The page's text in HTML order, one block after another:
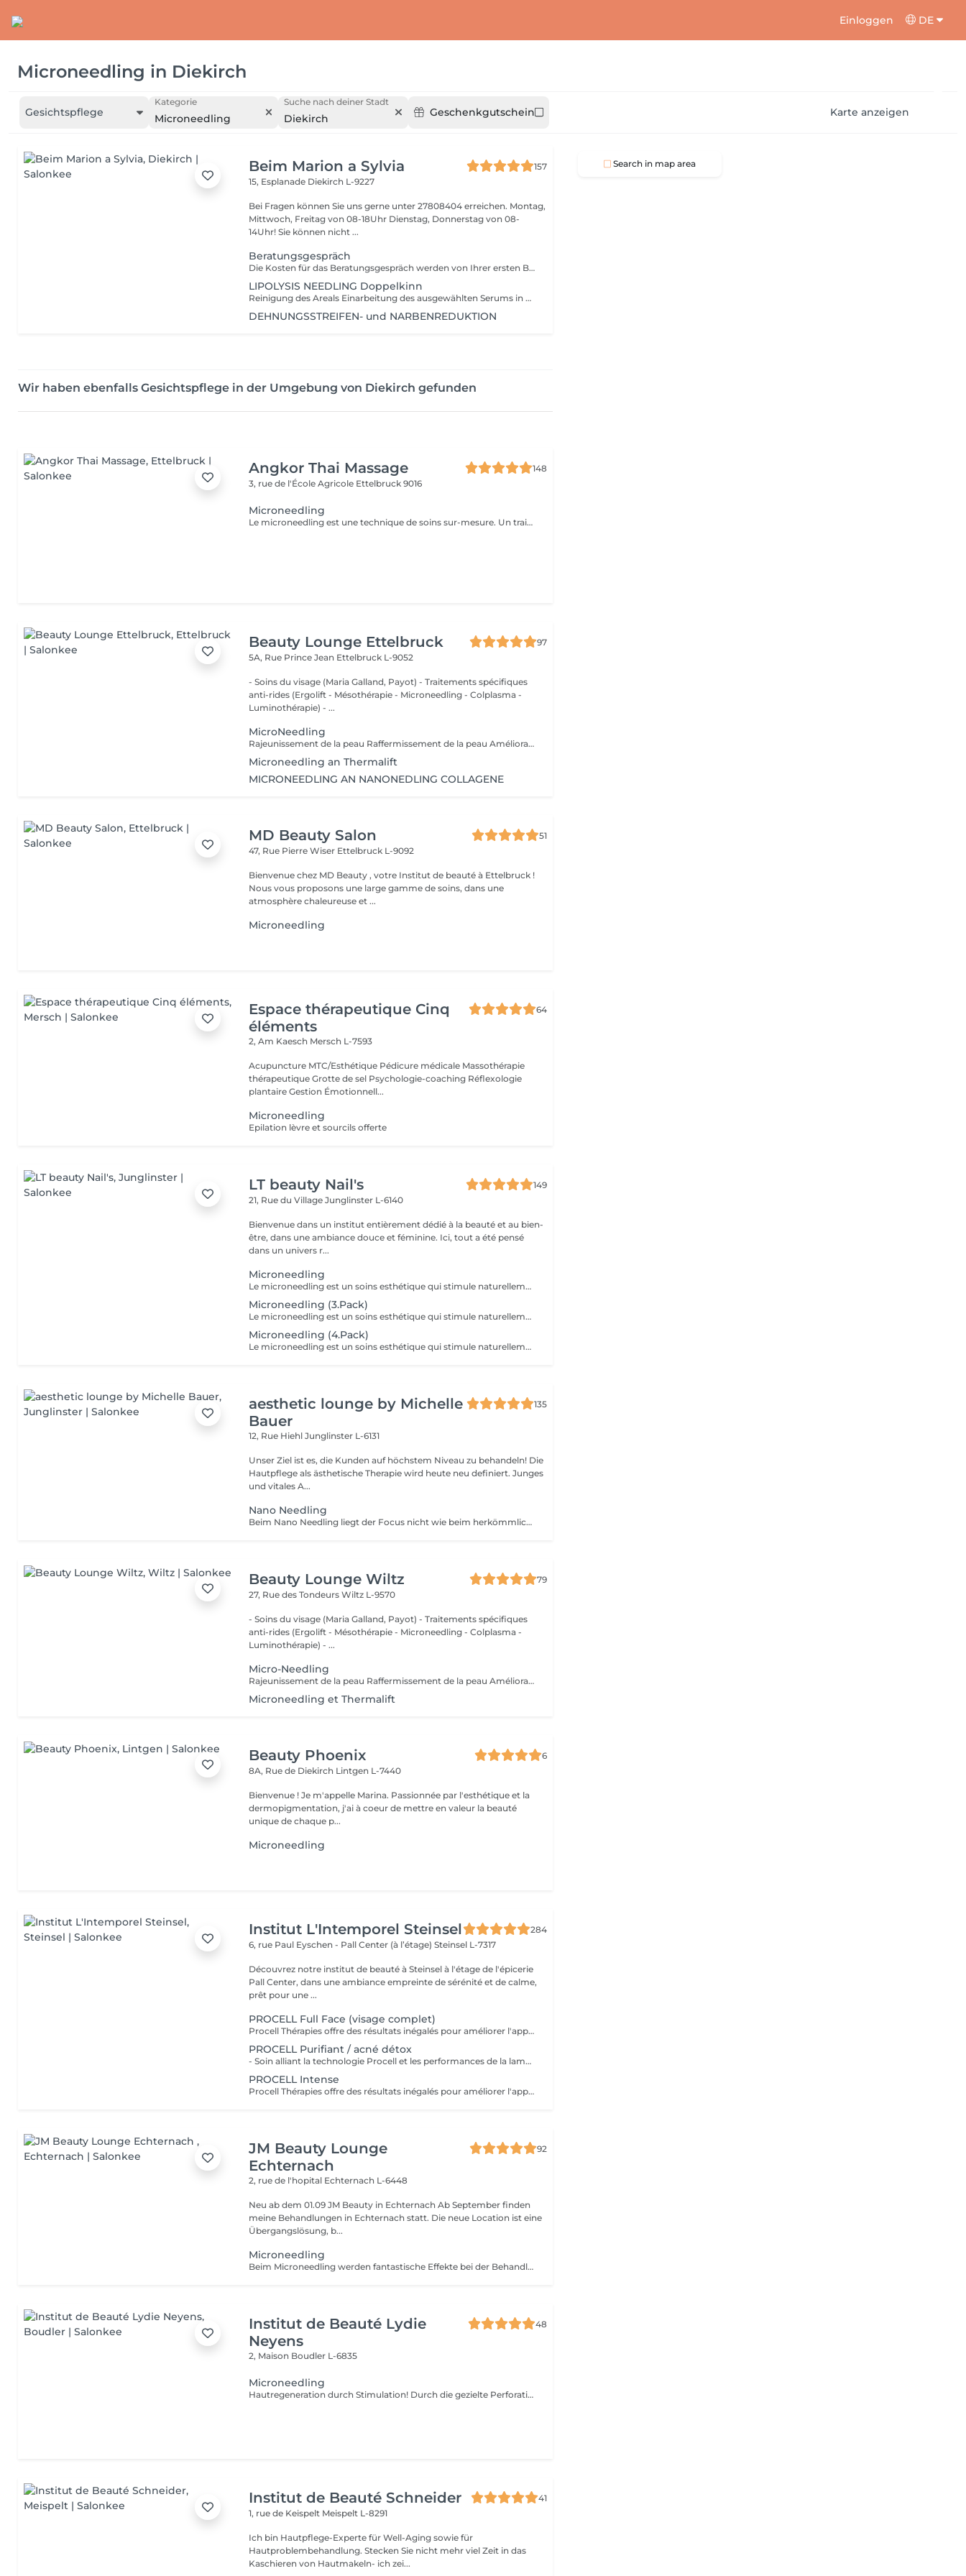
Einloggen DE
Microneedling in Diekirch
Gesichtspflege
Kategorie
Microneedling
Suche nach deiner Stadt
Diekirch Geschenkgutschein Karte anzeigen
Beim Marion a Sylvia
157
15, Esplanade Diekirch L-9227
Bei Fragen können Sie uns gerne unter 27808404 erreichen. Montag,
Mittwoch, Freitag von 08-18Uhr Dienstag, Donnerstag von 08-
14Uhr! Sie können nicht ...
Beratungsgespräch
Die Kosten für das Beratungsgespräch werden von Ihrer ersten Behandlung abgezogen!
LIPOLYSIS NEEDLING Doppelkinn
Reinigung des Areals Einarbeitung des ausgewählten Serums in die Haut durch den Needlingpen (Lipplysis Booster) kühlende Regenerationsmaske Abschlusspflege
DEHNUNGSSTREIFEN- und NARBENREDUKTION
Wir haben ebenfalls Gesichtspflege in der Umgebung von Diekirch gefunden
Angkor Thai Massage
148
3, rue de l'École Agricole Ettelbruck 9016
Microneedling
Le microneedling est une technique de soins sur-mesure. Un traitement non invasif favorisant la synthèse de collagène et d'élastine par les micro-aiguilles qui stimulent la peau. Le microneedling peut être réalisé sur tout type de peau. Votre peau est régénérée, éclatante, lissée et ferme. Pour des résultats durables et significatifs je vous conseille 3 à 5 séances avec un intervalle de 3-4 semaines entre chaque séance. Puis en entretien 1 séance à chaque changement de saison. Le microneedling vient également combattre les taches pigmentaires, repulper le visage et hydrater profondément les lèvres, lutte contre l'acné et assainit la peau. Cette technique de soin est aussi utilisée pour la repousse capillaire et les sourcils.
Beauty Lounge Ettelbruck
97
5A, Rue Prince Jean Ettelbruck L-9052
- Soins du visage (Maria Galland, Payot) - Traitements spécifiques
anti-rides (Ergolift - Mésothérapie - Microneedling - Colplasma -
Luminothérapie) - ...
MicroNeedling
Rajeunissement de la peau Raffermissement de la peau Amélioration du grqin de pequ Réduction des rides Diminution des pores En cas de Cicatrices
Microneedling an Thermalift
MICRONEEDLING AN NANONEDLING COLLAGENE
MD Beauty Salon
51
47, Rue Pierre Wiser Ettelbruck L-9092
Bienvenue chez MD Beauty , votre Institut de beauté à Ettelbruck !
Nous vous proposons une large gamme de soins, dans une
atmosphère chaleureuse et ...
Microneedling
Espace thérapeutique Cinq
éléments
64
2, Am Kaesch Mersch L-7593
Acupuncture MTC/Esthétique Pédicure médicale Massothérapie
thérapeutique Grotte de sel Psychologie-coaching Réflexologie
plantaire Gestion Émotionnell...
Microneedling
Epilation lèvre et sourcils offerte
LT beauty Nail's
149
21, Rue du VillageJunglinster L-6140
Bienvenue dans un institut entièrement dédié à la beauté et au bien-
être, dans une ambiance douce et féminine. Ici, tout a été pensé
dans un univers r...
Microneedling
Le microneedling est un soins esthétique qui stimule naturellement le renouvellement cellulaire grâce a l'utilisation d'un dispositif muni de micro aiguille c'est microperforation contrôler active les mécanisme de réparation cutanée et favorisent la production de collagène et d'élastine. Ce traitement aide a améliorer la texture et la fermeté de la peau a atténuer les ridules les pore dilates les cicatrices d'acnés et certaine irrégularités pigmentaire.
Microneedling (3.Pack)
Le microneedling est un soins esthétique qui stimule naturellement le renouvellement cellulaire grâce a l'utilisation d'un dispositif muni de micro aiguille c'est microperforation contrôler active les mécanisme de réparation cutanée et favorisent la production de collagène et d'élastine. Ce traitement aide a améliorer la texture et la fermeté de la peau a atténuer les ridules les pore dilates les cicatrices d'acnés et certaine irrégularités pigmentaire.
Microneedling (4.Pack)
Le microneedling est un soins esthétique qui stimule naturellement le renouvellement cellulaire grâce a l'utilisation d'un dispositif muni de micro aiguille c'est microperforation contrôler active les mécanisme de réparation cutanée et favorisent la production de collagène et d'élastine. Ce traitement aide a améliorer la texture et la fermeté de la peau a atténuer les ridules les pore dilates les cicatrices d'acnés et certaine irrégularités pigmentaire.
aesthetic lounge by Michelle
Bauer
135
12, Rue HiehlJunglinster L-6131
Unser Ziel ist es, die Kunden auf höchstem Niveau zu behandeln! Die
Hautpflege als ästhetische Therapie wird heute neu definiert. Junges
und vitales A...
Nano Needling
Beim Nano Needling liegt der Focus nicht wie beim herkömmlichen kosmetischen Micro Needling auf Gewebeaufbau in der Tiefe, sondern auf - Porenverfeinerung - Stimulation der Epidermis und - Verwertung spezieller Wirkstoffkonzentrate. Produkte dringen 97% besser ein, wenn sie in Verbindung mit Nano Needling verwendet werden! Hautprobleme wie - Trockenheitsfältchen - Elastizitätsverlust - Augenschatten - Hyperpigmentierung oder - Neigung zu Unreinheiten werden verbessert. Das Nano Needling ist absolut schmerzfrei und kann bei jedem Hauttyp angewendet werden!
Beauty Lounge Wiltz
79
27, Rue des TondeursWiltz L-9570
- Soins du visage (Maria Galland, Payot) - Traitements spécifiques
anti-rides (Ergolift - Mésothérapie - Microneedling - Colplasma -
Luminothérapie) - ...
Micro-Needling
Rajeunissement de la peau Raffermissement de la peau Amélioration du grqin de pequ Réduction des rides Diminution des pores En cas de Cicatrices
Microneedling et Thermalift
Beauty Phoenix
6
8A, Rue de Diekirch Lintgen L-7440
Bienvenue ! Je m'appelle Marina. Passionnée par l'esthétique et la
dermopigmentation, j'ai à coeur de mettre en valeur la beauté
unique de chaque p...
Microneedling
Institut L'Intemporel Steinsel
284
6, rue Paul Eyschen - Pall Center (à l’étage)Steinsel L-7317
Découvrez notre institut de beauté à Steinsel à l'étage de l'épicerie
Pall Center, dans une ambiance empreinte de sérénité et de calme,
prêt pour une ...
PROCELL Full Face (visage complet)
Procell Thérapies offre des résultats inégalés pour améliorer l'apparence des rides et ridules, des cicatrices d'acné et des dommages causés par le soleil. Avec une irritation minimale, les traitements Procell sont sûrs, non invasifs, efficaces et fournissent des résultats qui parlent d'eux-mêmes. Ce n'est pas un hasard si Procell Thérapies est devenu le leader du microneedling .. Possibilité d'abonnement 4+1
PROCELL Purifiant / acné détox
- Soin alliant la technologie Procell et les performances de la lampe LED, ce qui permet un effet bactéricide, rénovateur, affine les cicatrices liées à l'acné et ressert les pores - Ce soin est conseillé en cure de 4 soins pour être entièrement efficace - Attention: déconseillé sur l'acné active
PROCELL Intense
Procell Thérapies offre des résultats inégalés pour améliorer l'apparence des rides et ridules, des cicatrices d'acné et des dommages causés par le soleil. Avec une irritation minimale, les traitements Procell sont sûrs, non invasifs, efficaces et fournissent des résultats qui parlent d'eux-mêmes. Ce n'est pas un hasard si Procell Thérapies est devenu le leader du microneedling .. Profitez de la technologie Procell tout en réalisant un soin complet nettoyant.
JM Beauty Lounge
Echternach
92
2, rue de l'hopital Echternach L-6448
Neu ab dem 01.09 JM Beauty in Echternach Ab September finden
meine Behandlungen in Echternach statt. Die neue Location ist eine
Übergangslösung, b...
Microneedling
Beim Microneedling werden fantastische Effekte bei der Behandlung von Narbengewebe, Hautunebenheiten und Fältchen erzielt sowie die Hautverjüngung und Straffung gefördert. Diese Methode bereitet durch gezielte Micro-Perforation einerseits Ihre Haut auf das Einschleusen hoch wirksamer Wirkstoffkombinationen in tiefe Hautschichten vor. Andererseits werden durch die Micro-Nadeln winzige Verletzungen signalisiert. Dies regt die Haut zur Erneuerung an und löst die hauteigene Ausschüttung von Elastin, Kollagen und Hyaluronsäure aus. -ANTI-AGING -ANREGUNG DER ZELLREGENERATION -PORENVERFEINERUNG -NARBENBEHANDLUNG -REDUZIERUNG VON PIGMENTFLECKEN -VERBESSERTE WIRKSTOFFAUFNAHME
Institut de Beauté Lydie
Neyens
48
2, Maison Boudler L-6835
Microneedling
Hautregeneration durch Stimulation! Durch die gezielte Perforation der Haut setzen die Zellen unmittelbar nach der Anwendung Wachstumsfaktoren frei, welche die Produktion von Kollagen und Elastin sowie die Ausschüttung von Hyaluronsäure stimulieren. Auch die Mikrozirkulation wird erheblich gesteigert, was zu einer erhöhten Aufnahmefähigkeit von aufgetragenen Wirkstoffen und somit zu einem deutlich verbesserten Hautergebnis führt. Die nicht-ablative Hautverjüngungs-Technik ermöglicht es, die Haut an Gesicht, Augen, Lippen, Hals, Dekolleté, Körper und Händen zu verbessern und zu festigen. Ebenso können Narben, Dehnungs- und Schwangerschaftsstreifen erfolgreich reduziert werden. Das Micro Needling mittels Needling Pen ist ein neues und sehr erfolgreiches Verfahren im Bereich der Anti-Aging- und Problemhaut-Behandlungen. WAS WIRD IN DER BEHANDLUNG ERREICHT? ~ Verminderung von Falten und Linien ~ Hautverjüngung ~ Regeneration atrophischer Haut ~ Minimierung von Narben verschiedener Art ~ Aufhellung von Pigmentstörungen ~ Porenverkleinerung und Verfeinerung des Hautbildes
Institut de Beauté Schneider
41
1, rue de Keispelt Meispelt L-8291
Ich bin Hautpflege-Experte für Well-Aging sowie für
Hautproblembehandlung. Stecken Sie nicht mehr viel Zeit in das
Kaschieren von Hautmakeln- ich zei...
Search in map area